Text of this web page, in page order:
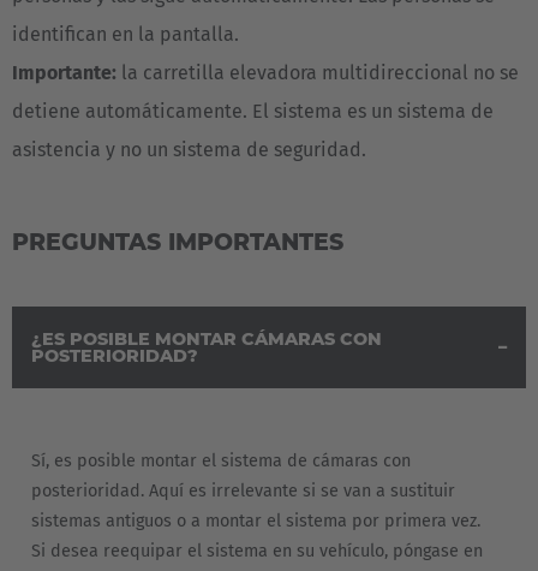
identifican en la pantalla.
Importante: la carretilla elevadora multidireccional no se
detiene automáticamente. El sistema es un sistema de
asistencia y no un sistema de seguridad.
PREGUNTAS IMPORTANTES
¿ES POSIBLE MONTAR CÁMARAS CON
POSTERIORIDAD?
Sí, es posible montar el sistema de cámaras con
posterioridad. Aquí es irrelevante si se van a sustituir
sistemas antiguos o a montar el sistema por primera vez.
Si desea reequipar el sistema en su vehículo, póngase en